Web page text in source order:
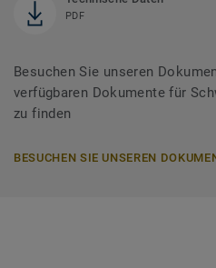
PDF
Besuchen Sie unseren
verfügbaren Dokumente für
zu finden
BESUCHEN SIE UNSEREN